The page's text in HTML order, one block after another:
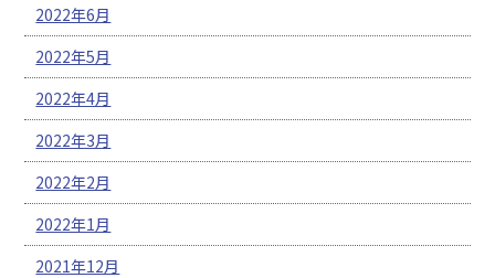
2022年6月
2022年5月
2022年4月
2022年3月
2022年2月
2022年1月
2021年12月